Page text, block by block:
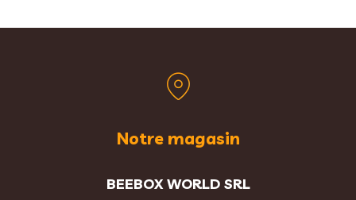
Notre magasin
BEEBOX WORLD SRL